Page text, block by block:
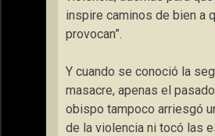
inspire caminos de bien a
provocan”.
Y cuando se conoció la
masacre, apenas el
obispo tampoco arriesgó
de la violencia ni tocó las